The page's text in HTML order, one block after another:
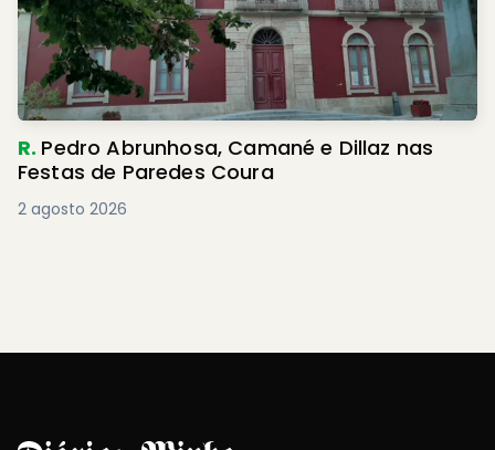
R. Pedro Abrunhosa, Camané e Dillaz nas
Festas de Paredes Coura
2 agosto 2026